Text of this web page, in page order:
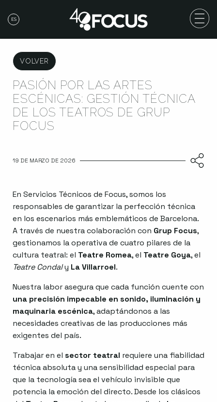
ES
VOLVER
PASIÓN POR LAS ARTES
ESCÉNICAS: GESTIÓN TÉCNICA
DE LOS TEATROS DE GRUP
FOCUS
19 DE MARZO DE 2026
En Servicios Técnicos de Focus, somos los
responsables de garantizar la perfección técnica
en los escenarios más emblemáticos de Barcelona.
A través de nuestra colaboración con Grup Focus,
gestionamos la operativa de cuatro pilares de la
cultura teatral: el Teatre Romea, el Teatre Goya, el
Teatre Condaly La Villarroel.
Nuestra labor asegura que cada función cuente con
una precisión impecable en sonido, iluminación y
maquinaria escénica, adaptándonos a las
necesidades creativas de las producciones más
exigentes del país.
Trabajar en el sector teatral requiere una fiabilidad
técnica absoluta y una sensibilidad especial para
que la tecnología sea el vehículo invisible que
potencia la emoción del directo. Desde los clásicos